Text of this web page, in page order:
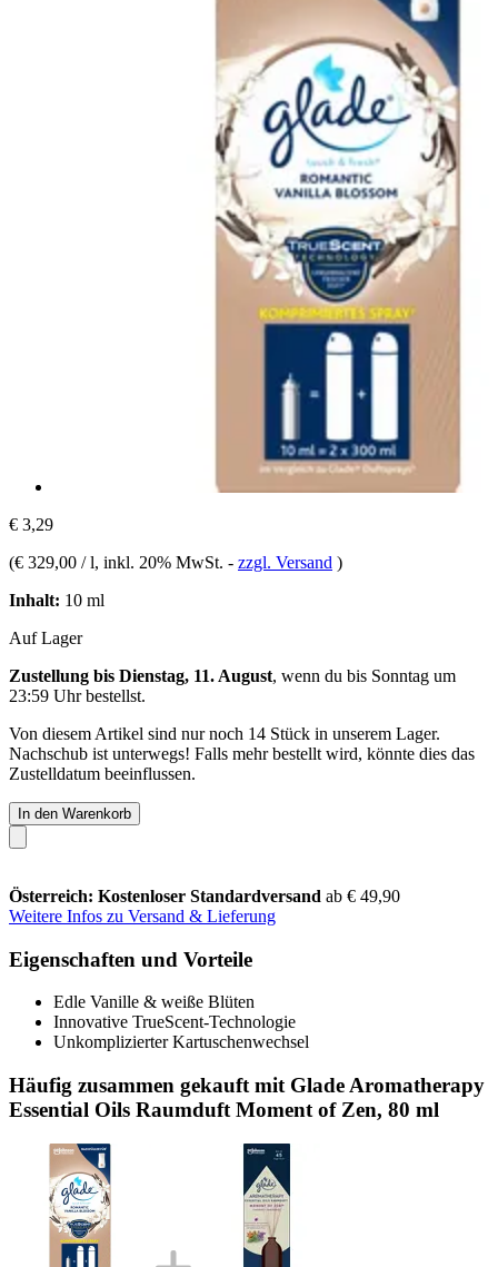
€ 3,29
(€ 329,00 / l, inkl. 20% MwSt. - zzgl. Versand )
Inhalt: 10 ml
Auf Lager
Zustellung bis Dienstag, 11. August, wenn du bis Sonntag um
23:59 Uhrbestellst.
Von diesem Artikel sind nur noch 14 Stück in unserem Lager.
Nachschub ist unterwegs! Falls mehr bestellt wird, könnte dies das
Zustelldatum beeinflussen.
In den Warenkorb
Österreich: Kostenloser Standardversand ab € 49,90
Weitere Infos zu Versand & Lieferung
Eigenschaften und Vorteile
Edle Vanille & weiße Blüten
Innovative TrueScent-Technologie
Unkomplizierter Kartuschenwechsel
Häufig zusammen gekauft mit Glade Aromatherapy
Essential Oils Raumduft Moment of Zen, 80 ml